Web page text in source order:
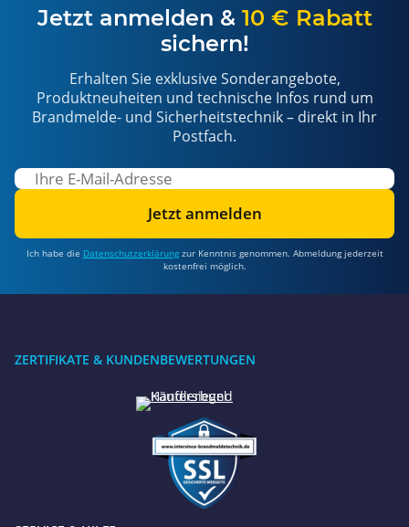
Jetzt anmelden & 10 € Rabatt
sichern!
Erhalten Sie exklusive Sonderangebote,
Produktneuheiten und technische Infos rund um
Brandmelde- und Sicherheitstechnik – direkt in Ihr
Postfach.
Jetzt anmelden
Ich habe die Datenschutzerklärungzur Kenntnis genommen. Abmeldung jederzeit
kostenfrei möglich.
ZERTIFIKATE & KUNDENBEWERTUNGEN